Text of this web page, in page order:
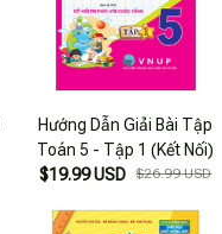
Hướng Dẫn Giải Bài Tập
Toán 5 - Tập 1 (Kết Nối)
$19.99 USD
$26.99 USD